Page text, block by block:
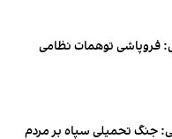
فروپاشی توهمات نظامی
جنگ تحمیلی سپاه بر مردم